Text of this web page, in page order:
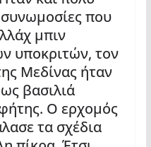
συνωμοσίες που
μπιν
υποκριτών, τον
Μεδίνας ήταν
βασιλιά
Ο ερχομός
τα σχέδια